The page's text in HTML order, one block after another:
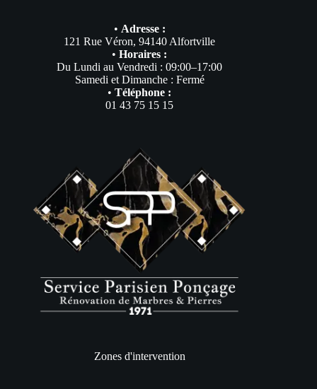
• Adresse :
121 Rue Véron, 94140 Alfortville
•Horaires :
Du Lundi au Vendredi : 09:00–17:00
Samedi et Dimanche : Fermé
•Téléphone :
01 43 75 15 15
Zones d'intervention